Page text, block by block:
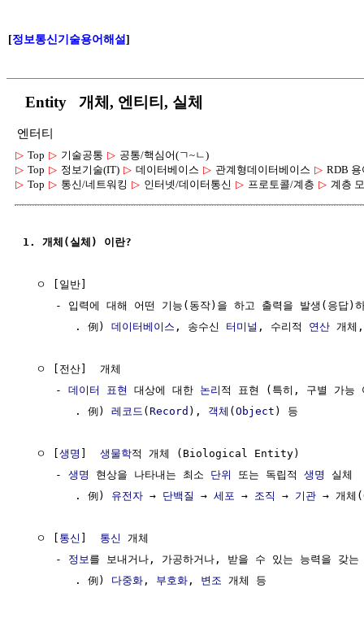
[정보통신기술용어해설]
Entity 개체, 엔티티, 실체
엔터티
▷ Top ▷ 기술공통 ▷ 공통/핵심어(ㄱ~ㄴ)
▷ Top ▷ 정보기술(IT) ▷ 데이터베이스 ▷ 관계형데이터베이스 ▷ RDB 용
▷ Top ▷ 통신/네트워킹 ▷ 인터넷/데이터통신 ▷ 프로토콜/계층 ▷ 계층
1. 개체(실체) 이란?
  ㅇ [일반]
- 입력에 대해 어떤 기능(동작)을 하고 출력을 발생(응답)
        . 例)
데이터베이스 , 송수신 터미널 , 수리적 연산 개
  ㅇ [전산]  개체
     -
데이터 표현 대상에 대한 논리 적 표현 (특히, 구별 가능
        . 例)
레코드 (Record ), 객체 (Object ) 등
  ㅇ [
생명 ] 생물학적 개체 (Biological Entity)
     -
생명 현상을 나타내는 최소 단위 또는 독립적 생명
실체
        . 例)
유전자 → 단백질 → 세포 → 조직 → 기관 → 개체
  ㅇ [
통신 ] 통신
개체
     -
정보 를 보내거나, 가공하거나, 받을 수 있는 능력을 갖
        . 例)
다중화 , 부호화 , 변조 개체 등